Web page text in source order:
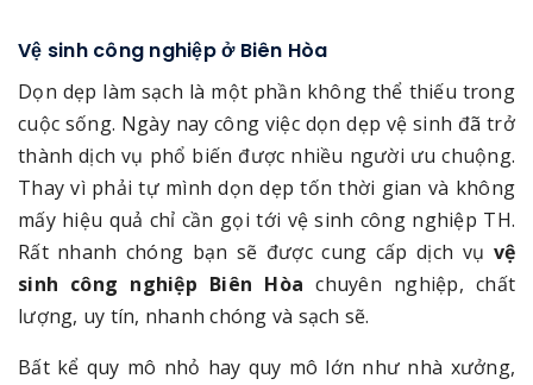
Vệ sinh công nghiệp ở Biên Hòa
Dọn dẹp làm sạch là một phần không thể thiếu trong
cuộc sống. Ngày nay công việc dọn dẹp vệ sinh đã trở
thành dịch vụ phổ biến được nhiều người ưu chuộng.
Thay vì phải tự mình dọn dẹp tốn thời gian và không
mấy hiệu quả chỉ cần gọi tới vệ sinh công nghiệp TH.
Rất nhanh chóng bạn sẽ được cung cấp dịch vụ vệ
sinh công nghiệp Biên Hòa chuyên nghiệp, chất
lượng, uy tín, nhanh chóng và sạch sẽ.
Bất kể quy mô nhỏ hay quy mô lớn như nhà xưởng,